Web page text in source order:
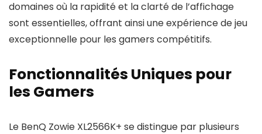
domaines où la rapidité et la clarté de l’affichage
sont essentielles, offrant ainsi une expérience de jeu
exceptionnelle pour les gamers compétitifs.
Fonctionnalités Uniques pour
les Gamers
Le BenQ Zowie XL2566K+ se distingue par plusieurs